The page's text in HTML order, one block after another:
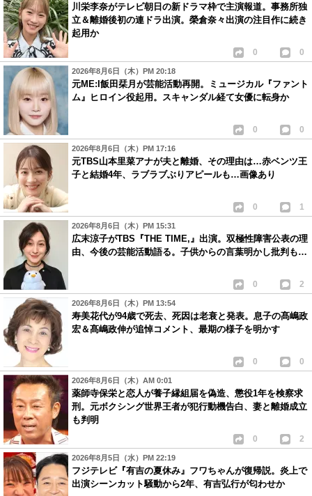
川栄李奈がテレビ朝日の新ドラマ枠で主演報道。事務所独
立＆離婚後初の連ドラ出演。榮倉奈々出演の注目作に続き
起用か
0 0
2026年8月6日（木）PM 20:18
元ME:I飯田栞月が芸能活動再開。ミュージカル『ファント
ム』ヒロイン役起用。スキャンダル経て女優に転身か
0 0
2026年8月6日（木）PM 17:16
元TBS山本里菜アナが夫と離婚、その理由は…赤ベンツ王
子と結婚4年、ラブラブぶりアピールも…画像あり
0 1
2026年8月6日（木）PM 15:31
広末涼子がTBS『THE TIME,』出演。双極性障害公表の理
由、今後の芸能活動語る。子供からの言葉明かし批判も…
0 2
2026年8月6日（木）PM 13:54
寿美花代が94歳で死去、死因は老衰と発表。息子の髙嶋政
宏＆髙嶋政伸が追悼コメント、最期の様子を明かす
0 0
2026年8月6日（木）AM 0:01
薬師寺保栄と恋人が養子縁組届を偽造、懲役1年を検察求
刑。元ボクシング世界王者が犯行動機告白、妻と離婚成立
も判明
0 2
2026年8月5日（水）PM 22:19
フジテレビ『有吉の夏休み』フワちゃんが復帰説。炎上で
出演シーンカット騒動から2年、有吉弘行が匂わせか